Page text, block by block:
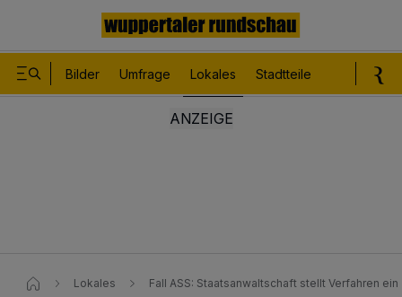
Bilder Umfrage Lokales Stadtteile
Lokales Fall ASS: Staatsanwaltschaft stellt Verfahren ein